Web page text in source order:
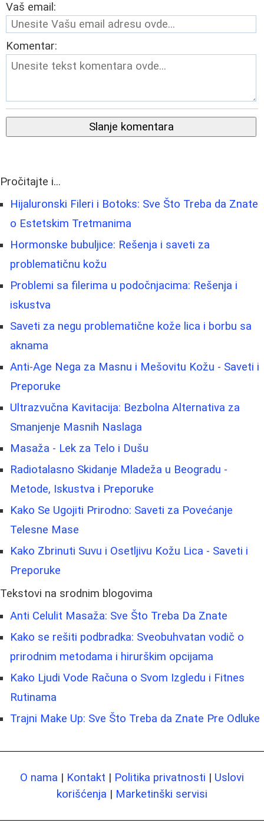
Vaš email:
Komentar:
Slanje komentara
Pročitajte i...
Hijaluronski Fileri i Botoks: Sve Što Treba da Znate
o Estetskim Tretmanima
Hormonske bubuljice: Rešenja i saveti za
problematičnu kožu
Problemi sa filerima u podočnjacima: Rešenja i
iskustva
Saveti za negu problematične kože lica i borbu sa
aknama
Anti-Age Nega za Masnu i Mešovitu Kožu - Saveti i
Preporuke
Ultrazvučna Kavitacija: Bezbolna Alternativa za
Smanjenje Masnih Naslaga
Masaža - Lek za Telo i Dušu
Radiotalasno Skidanje Mladeža u Beogradu -
Metode, Iskustva i Preporuke
Kako Se Ugojiti Prirodno: Saveti za Povećanje
Telesne Mase
Kako Zbrinuti Suvu i Osetljivu Kožu Lica - Saveti i
Preporuke
Tekstovi na srodnim blogovima
Anti Celulit Masaža: Sve Što Treba Da Znate
Kako se rešiti podbradka: Sveobuhvatan vodič o
prirodnim metodama i hirurškim opcijama
Kako Ljudi Vode Računa o Svom Izgledu i Fitnes
Rutinama
Trajni Make Up: Sve Što Treba da Znate Pre Odluke
O nama | Kontakt | Politika privatnosti | Uslovi
korišćenja | Marketinški servisi